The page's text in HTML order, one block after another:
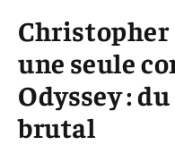
Christopher
une seule
Odyssey :
brutal